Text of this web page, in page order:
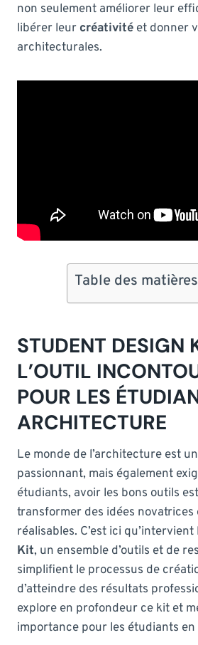
non seulement améliorer leur
libérer leur créativité et donner
architecturales.
Table des matières
STUDENT DESIGN
L’OUTIL
POUR LES
ARCHITECTURE
Le monde de l’architecture est
passionnant, mais également
étudiants, avoir les bons outils
transformer des idées novatrices
réalisables. C’est ici qu’intervient
Kit, un ensemble d’outils et de
simplifient le processus de
d’atteindre des résultats
explore en profondeur ce kit et
importance pour les étudiants